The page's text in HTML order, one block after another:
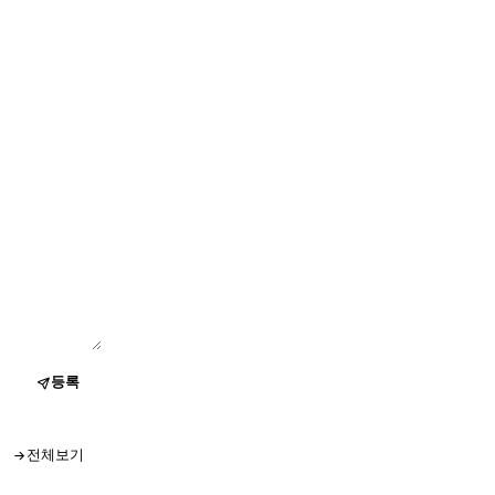
등록
전체보기